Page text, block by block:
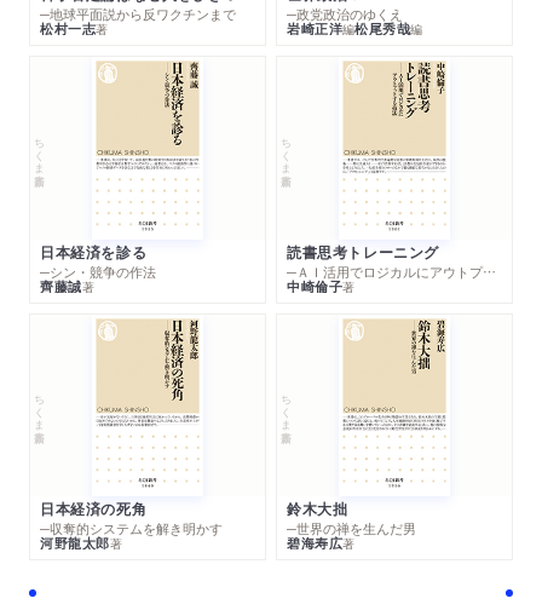
─地球平面説から反ワクチンまで
松村一志著
─政党政治のゆくえ
岩崎正洋編松尾秀哉編
ちくま新書
日本経済を診る
─シン・競争の作法
齊藤誠著
ちくま新書
読書思考トレーニング
─ＡＩ活用でロジカルにアウトプットする技法
中崎倫子著
ちくま新書
日本経済の死角
─収奪的システムを解き明かす
河野龍太郎著
ちくま新書
鈴木大拙
─世界の禅を生んだ男
碧海寿広著